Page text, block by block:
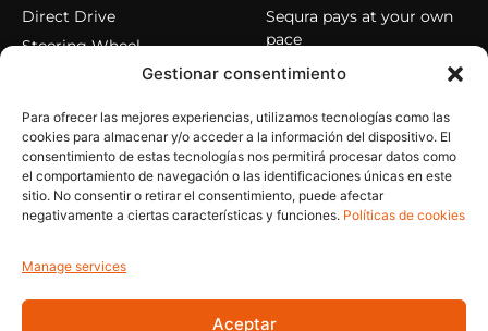
Gestionar consentimiento
Para ofrecer las mejores experiencias, utilizamos tecnologías como las
cookies para almacenar y/o acceder a la información del dispositivo. El
consentimiento de estas tecnologías nos permitirá procesar datos como
el comportamiento de navegación o las identificaciones únicas en este
sitio. No consentir o retirar el consentimiento, puede afectar
negativamente a ciertas características y funciones. Políticas de cookies
Manage services
Aceptar
Direct Drive
Steering Wheel
Accessories
Sequra pays at your own
pace
HELP
Cookie Policy
Legal Notice
MY ACCOUNT
Reset password
Close session